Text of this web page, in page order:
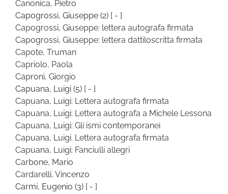
Canonica, Pietro
Capogrossi, Giuseppe (2) [ - ]
Capogrossi, Giuseppe: lettera autografa firmata
Capogrossi, Giuseppe: lettera dattiloscritta firmata
Capote, Truman
Capriolo, Paola
Caproni, Giorgio
Capuana, Luigi (5) [ - ]
Capuana, Luigi: Lettera autografa firmata
Capuana, Luigi: Lettera autografa a Michele Lessona
Capuana, Luigi: Gli ismi contemporanei
Capuana, Luigi. Lettera autografa firmata
Capuana, Luigi: Fanciulli allegri
Carbone, Mario
Cardarelli, Vincenzo
Carmi, Eugenio (3) [ - ]